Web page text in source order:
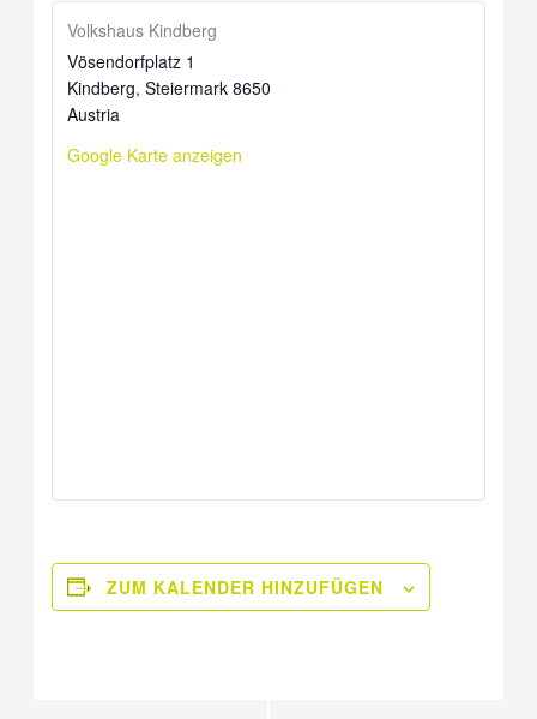
Volkshaus Kindberg
Vösendorfplatz 1
Kindberg, Steiermark 8650
Austria
Google Karte anzeigen
ZUM KALENDER HINZUFÜGEN